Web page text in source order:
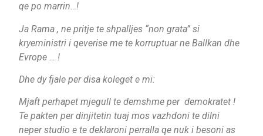
qe po marrin…!
Ja Rama , ne pritje te shpalljes “non grata” si
kryeministri i qeverise me te korruptuar ne Ballkan dhe
Evrope … !
Dhe dy fjale per disa koleget e mi:
Mjaft perhapet mjegull te demshme per demokratet !
Te pakten per dinjitetin tuaj mos vazhdoni te dilni
neper studio e te deklaroni perralla qe nuk i besoni as